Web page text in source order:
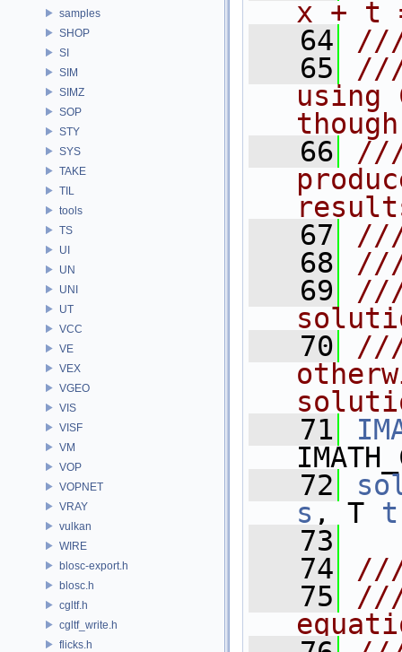
samples
SHOP
SI
SIM
SIMZ
SOP
STY
SYS
TAKE
TIL
tools
TS
UI
UN
UNI
UT
VCC
VE
VEX
VGEO
VIS
VISF
VM
VOP
VOPNET
VRAY
vulkan
WIRE
blosc-export.h
blosc.h
cgltf.h
cgltf_write.h
flicks.h
x + t
   64
   65
///
using
   66
///
   67
///
   68
   69
///
   70
///
   71
   72
s , T t
   73
   74
   75
///